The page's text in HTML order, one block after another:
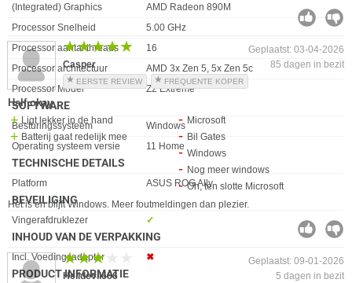
(Integrated) Graphics
AMD Radeon 890M
Processor Snelheid
5.00 GHz
Processor aantal threads
16
Processor architectuur
AMD 3x Zen 5, 5x Zen 5c
Processor Model
Z2 Extreme
SOFTWARE
Eigenschap Waarde
Besturingssysteem
Windows
Operating systeem versie
11 Home
TECHNISCHE DETAILS
Eigenschap
Platform ASUS ROG Ally
BEVEILIGING
Eigenschap Waarde
Vingerafdruklezer ✓︎
INHOUD VAN DE VERPAKKING
Eigenschap Waarde
Incl. Voedingsadapter ✖︎
PRODUCT INFORMATIE
★★★★★
★★★★★
Casper
EERSTE REVIEW FREQUENTE KOPER
Geplaatst: 03-04-2026
85 dagen in bezit
Half okay
Ligt lekker in de hand
Batterij gaat redelijk mee
Microsoft
Bil Gates
Windows
Nog meer windows
Oh, ten slotte Microsoft
Het is en blijft Windows. Meer foutmeldingen dan plezier.
★★★★★
★★★★★
Helldevil666
Geplaatst: 09-01-2026
5 dagen in bezit